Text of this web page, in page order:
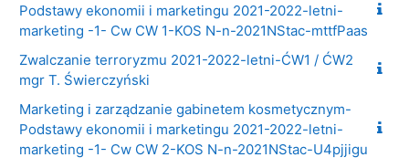
Podstawy ekonomii i marketingu 2021-2022-letni-
marketing -1- Cw CW 1-KOS N-n-2021NStac-mttfPaas
Zwalczanie terroryzmu 2021-2022-letni-ĆW1 / ĆW2
mgr T. Świerczyński
Marketing i zarządzanie gabinetem kosmetycznym-
Podstawy ekonomii i marketingu 2021-2022-letni-
marketing -1- Cw CW 2-KOS N-n-2021NStac-U4pjjigu